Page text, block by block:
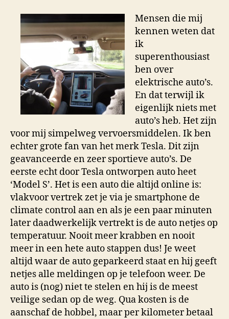
Mensen die mij
kennen weten dat
ik
superenthousiast
ben over
elektrische auto’s.
En dat terwijl ik
eigenlijk niets met
auto’s heb. Het zijn
voor mij simpelweg vervoersmiddelen. Ik ben
echter grote fan van het merk Tesla. Dit zijn
geavanceerde en zeer sportieve auto’s. De
eerste echt door Tesla ontworpen auto heet
‘Model S’. Het is een auto die altijd online is:
vlakvoor vertrek zet je via je smartphone de
climate control aan en als je een paar minuten
later daadwerkelijk vertrekt is de auto netjes op
temperatuur. Nooit meer krabben en nooit
meer in een hete auto stappen dus! Je weet
altijd waar de auto geparkeerd staat en hij geeft
netjes alle meldingen op je telefoon weer. De
auto is (nog) niet te stelen en hij is de meest
veilige sedan op de weg. Qua kosten is de
aanschaf de hobbel, maar per kilometer betaal